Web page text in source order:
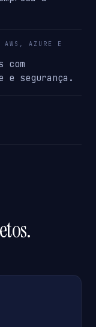
AWS, AZURE E
com
e segurança.